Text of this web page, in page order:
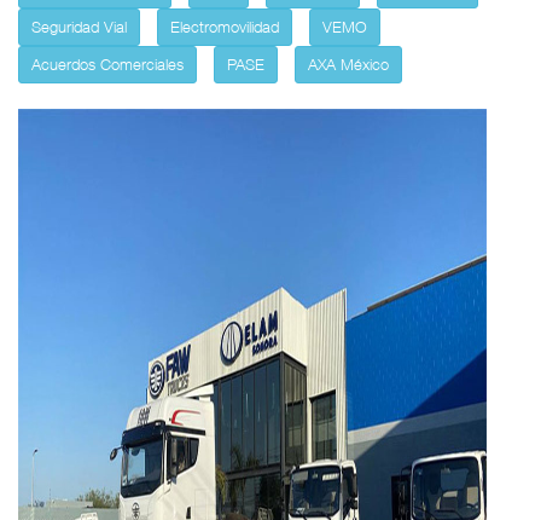
Seguridad Vial
Electromovilidad
VEMO
Acuerdos Comerciales
PASE AXA México